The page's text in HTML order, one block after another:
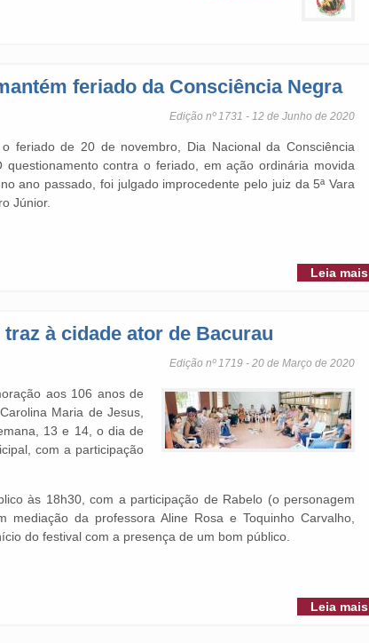
feriado da Consciência Negra
Edição nº 1731 - 12 de Junho de 2020
feriado de 20 de novembro, Dia Nacional da Consciência
contra o feriado, em ação ordinária movida
ano passado, foi julgado improcedente pelo juiz da 5ª Vara
Júnior.
Leia mais
à cidade ator de Bacurau
Edição nº 1719 - 20 de Março de 2020
aos 106 anos de
Maria de Jesus,
13 e 14, o dia de
com a participação
às 18h30, com a participação de Rabelo (o personagem
mediação da professora Aline Rosa e Toquinho Carvalho,
do festival com a presença de um bom público.
Leia mais